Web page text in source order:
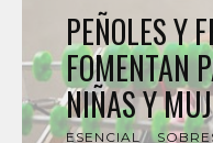
PEÑOLES Y
FOMENTAN
NIÑAS Y
ESENCIAL